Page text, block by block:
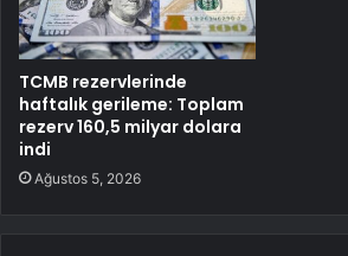
TCMB rezervlerinde
haftalık gerileme: Toplam
rezerv 160,5 milyar dolara
indi
Ağustos 5, 2026